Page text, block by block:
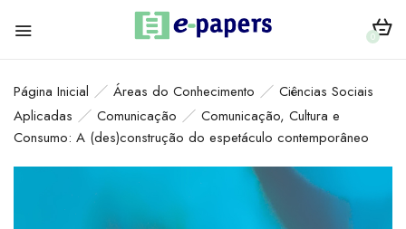
0
Página Inicial Áreas do Conhecimento
Ciências Sociais
Aplicadas
Comunicação
Comunicação, Cultura e
Consumo: A (des)construção do espetáculo contemporâneo